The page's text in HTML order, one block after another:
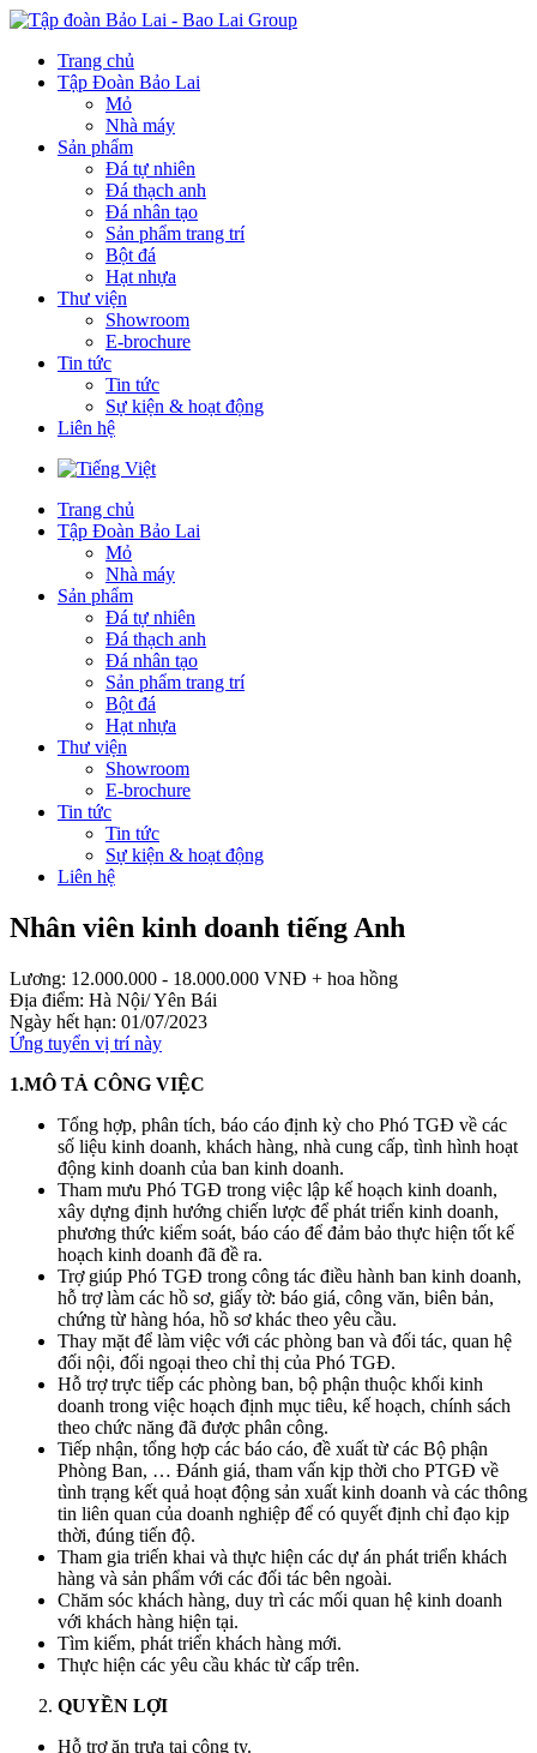
Trang chủ
Tập Đoàn Bảo Lai
Mỏ
Nhà máy
Sản phẩm
Đá tự nhiên
Đá thạch anh
Đá nhân tạo
Sản phẩm trang trí
Bột đá
Hạt nhựa
Thư viện
Showroom
E-brochure
Tin tức
Tin tức
Sự kiện & hoạt động
Liên hệ
Trang chủ
Tập Đoàn Bảo Lai
Mỏ
Nhà máy
Sản phẩm
Đá tự nhiên
Đá thạch anh
Đá nhân tạo
Sản phẩm trang trí
Bột đá
Hạt nhựa
Thư viện
Showroom
E-brochure
Tin tức
Tin tức
Sự kiện & hoạt động
Liên hệ
Nhân viên kinh doanh tiếng Anh
Lương: 12.000.000 - 18.000.000 VNĐ + hoa hồng
Địa điểm: Hà Nội/ Yên Bái
Ngày hết hạn: 01/07/2023
Ứng tuyển vị trí này
1.MÔ TẢ CÔNG VIỆC
Tổng hợp, phân tích, báo cáo định kỳ cho Phó TGĐ về các
số liệu kinh doanh, khách hàng, nhà cung cấp, tình hình hoạt
động kinh doanh của ban kinh doanh.
Tham mưu Phó TGĐ trong việc lập kế hoạch kinh doanh,
xây dựng định hướng chiến lược để phát triển kinh doanh,
phương thức kiểm soát, báo cáo để đảm bảo thực hiện tốt kế
hoạch kinh doanh đã đề ra.
Trợ giúp Phó TGĐ trong công tác điều hành ban kinh doanh,
hỗ trợ làm các hồ sơ, giấy tờ: báo giá, công văn, biên bản,
chứng từ hàng hóa, hồ sơ khác theo yêu cầu.
Thay mặt để làm việc với các phòng ban và đối tác, quan hệ
đối nội, đối ngoại theo chỉ thị của Phó TGĐ.
Hỗ trợ trực tiếp các phòng ban, bộ phận thuộc khối kinh
doanh trong việc hoạch định mục tiêu, kế hoạch, chính sách
theo chức năng đã được phân công.
Tiếp nhận, tổng hợp các báo cáo, đề xuất từ các Bộ phận
Phòng Ban, … Đánh giá, tham vấn kịp thời cho PTGĐ về
tình trạng kết quả hoạt động sản xuất kinh doanh và các thông
tin liên quan của doanh nghiệp để có quyết định chỉ đạo kịp
thời, đúng tiến độ.
Tham gia triến khai và thực hiện các dự án phát triển khách
hàng và sản phẩm với các đối tác bên ngoài.
Chăm sóc khách hàng, duy trì các mối quan hệ kinh doanh
với khách hàng hiện tại.
Tìm kiếm, phát triển khách hàng mới.
Thực hiện các yêu cầu khác từ cấp trên.
QUYỀN LỢI
Hỗ trợ ăn trưa tại công ty.